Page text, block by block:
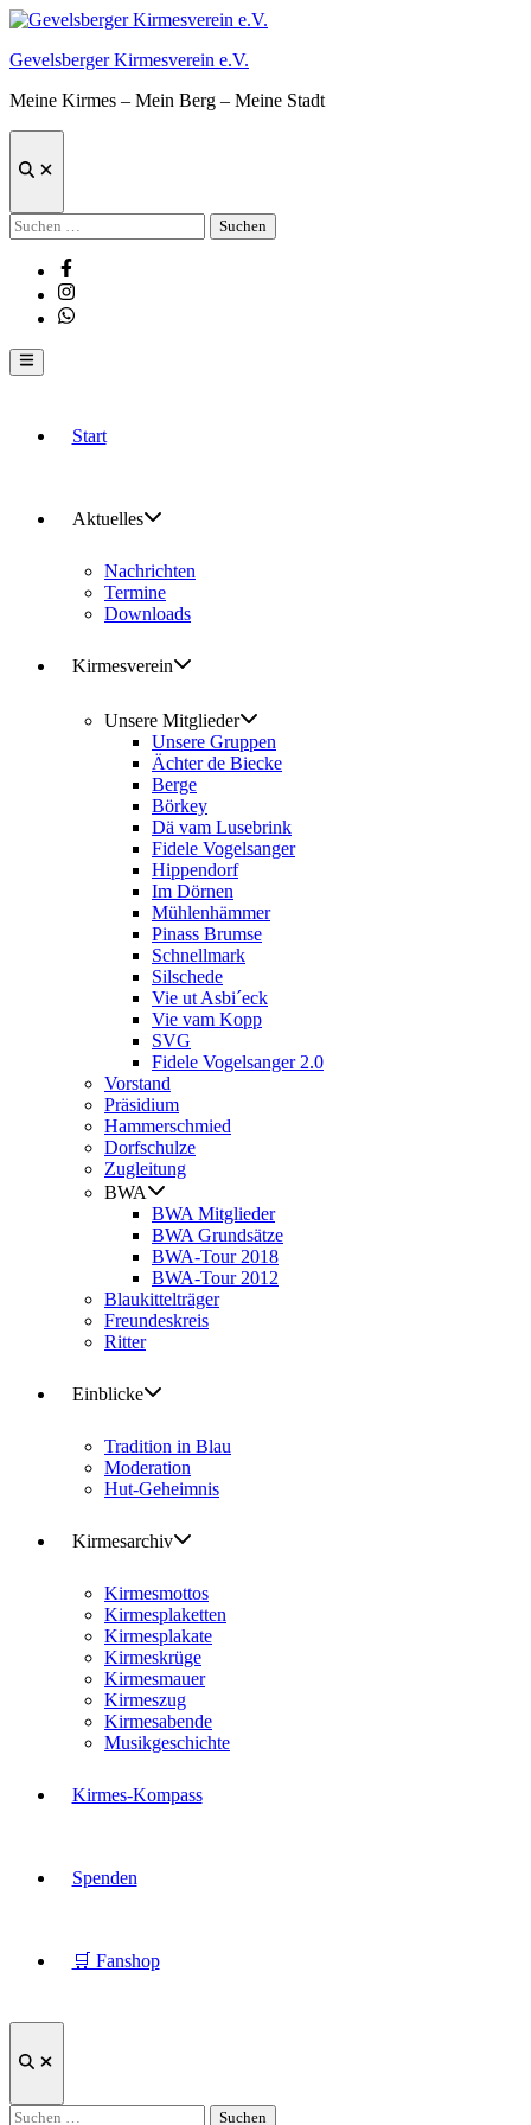
Zum
springen
Gevelsberger Kirmesverein e.V.
Meine Kirmes – Mein Berg – Meine Stadt
Suche
Suchen
nach:
Facebook
Instagram
Whatsapp
Hauptmenü
Start
Aktuelles
Nachrichten
Termine
Downloads
Kirmesverein
Unsere Mitglieder
Unsere Gruppen
Ächter de Biecke
Berge
Börkey
Dä vam Lusebrink
Fidele Vogelsanger
Hippendorf
Im Dörnen
Mühlenhämmer
Pinass Brumse
Schnellmark
Silschede
Vie ut Asbi´eck
Vie vam Kopp
SVG
Fidele Vogelsanger 2.0
Vorstand
Präsidium
Hammerschmied
Dorfschulze
Zugleitung
BWA
BWA Mitglieder
BWA Grundsätze
BWA-Tour 2018
BWA-Tour 2012
Blaukittelträger
Freundeskreis
Ritter
Einblicke
Tradition in Blau
Moderation
Hut-Geheimnis
Kirmesarchiv
Kirmesmottos
Kirmesplaketten
Kirmesplakate
Kirmeskrüge
Kirmesmauer
Kirmeszug
Kirmesabende
Musikgeschichte
Kirmes-Kompass
Spenden
🛒 Fanshop
Suche
Suchen